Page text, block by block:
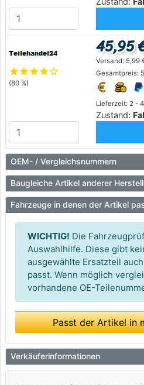
starstarstarstarstar_outline
(80 %)
Lieferzeit: 2 -
Zustand:
45,95
Versand: 5,99
Gesamtpreis:
OEM- / Vergleichsnummern
Baugleiche Artikel anderer
Fahrzeuge in denen der Artikel
WICHTIG! Die
Auswahlhilfe. Diese gibt
ausgewählte Ersatzteil
passt. Wenn möglich
vorhandene OE-
Passt der Artikel in
Verkäuferinformationen